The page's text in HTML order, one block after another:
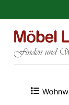
PREMIUM